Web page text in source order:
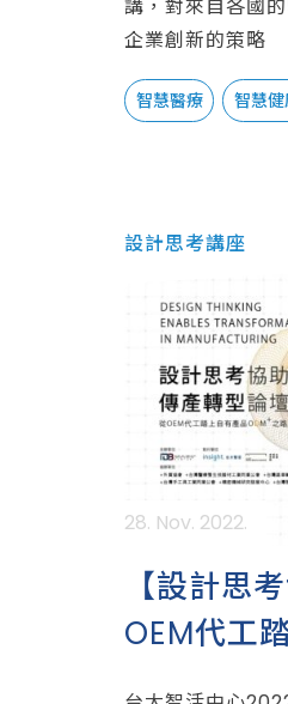
講，對來自各國
企業創新的策略
智慧醫療 智慧健
設計思考講座
28. Nov. 2022.
【設計思
OEM代工